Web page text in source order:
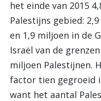
het einde van 2015
Palestijns gebied:
en 1,9 miljoen in de
Israël van de
miljoen Palestijnen.
factor tien gegroeid
want het aantal